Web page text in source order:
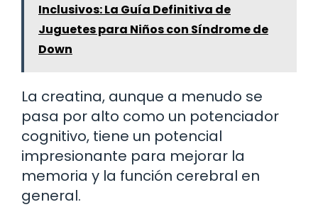
Inclusivos: La Guía Definitiva de
Juguetes para Niños con Síndrome de
Down
La creatina, aunque a menudo se
pasa por alto como un potenciador
cognitivo, tiene un potencial
impresionante para mejorar la
memoria y la función cerebral en
general.